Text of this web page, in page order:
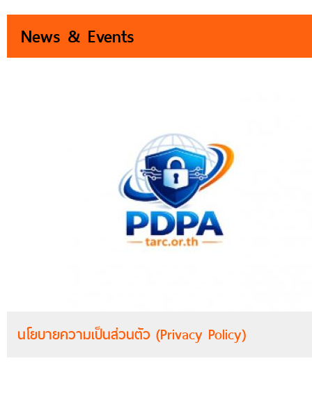
News & Events
นโยบายความเป็นส่วนตัว (Privacy Policy)